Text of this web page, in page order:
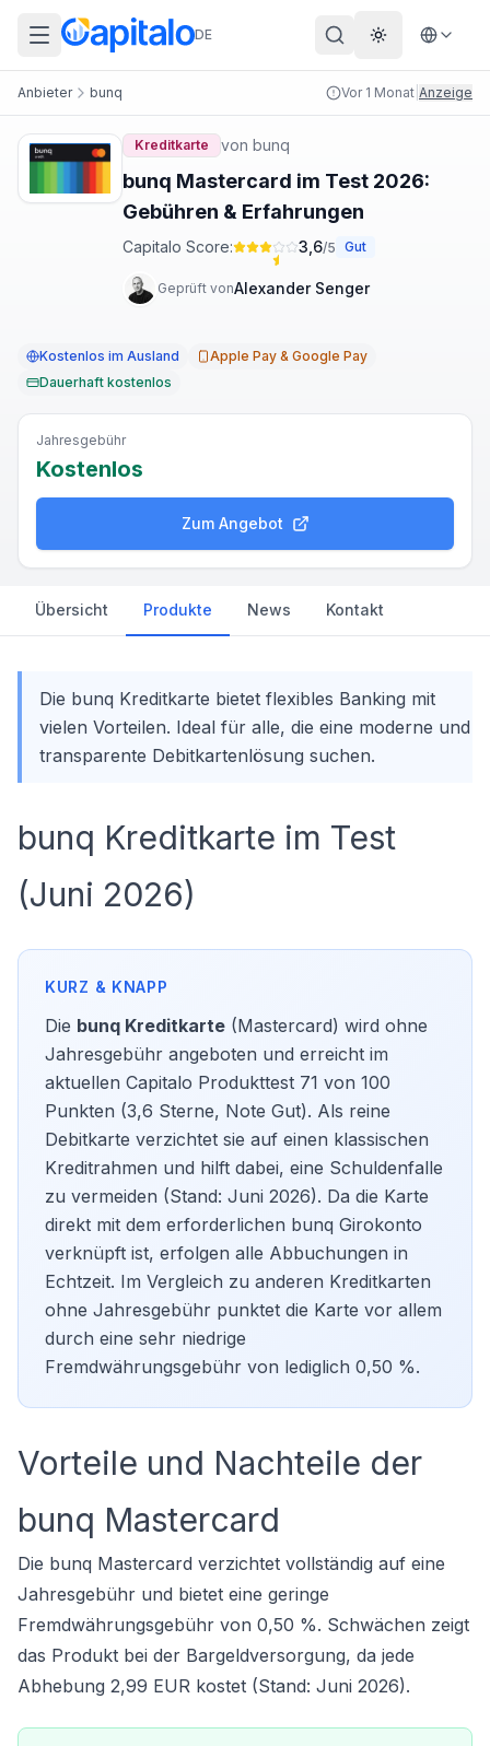
DE Theme
Anbieter bunq Vor 1 Monat Anzeige
Kreditkarte von bunq
bunq Mastercard im Test 2026:
Gebühren & Erfahrungen
Capitalo Score: 3,6/5 Gut
Geprüft vonAlexander Senger
Kostenlos im Ausland
Apple Pay & Google Pay
Dauerhaft kostenlos
Jahresgebühr
Kostenlos
Zum Angebot
Übersicht Produkte News Kontakt
Die bunq Kreditkarte bietet flexibles Banking mit
vielen Vorteilen. Ideal für alle, die eine moderne und
transparente Debitkartenlösung suchen.
bunq Kreditkarte im Test
(Juni 2026)
Die bunq Kreditkarte (Mastercard) wird ohne
Jahresgebühr angeboten und erreicht im
aktuellen Capitalo Produkttest 71 von 100
Punkten (3,6 Sterne, Note Gut). Als reine
Debitkarte verzichtet sie auf einen klassischen
Kreditrahmen und hilft dabei, eine Schuldenfalle
zu vermeiden (Stand: Juni 2026). Da die Karte
direkt mit dem erforderlichen bunq Girokonto
verknüpft ist, erfolgen alle Abbuchungen in
Echtzeit. Im Vergleich zu anderen Kreditkarten
ohne Jahresgebühr punktet die Karte vor allem
durch eine sehr niedrige
Fremdwährungsgebühr von lediglich 0,50 %.
Vorteile und Nachteile der
bunq Mastercard
Die bunq Mastercard verzichtet vollständig auf eine
Jahresgebühr und bietet eine geringe
Fremdwährungsgebühr von 0,50 %. Schwächen zeigt
das Produkt bei der Bargeldversorgung, da jede
Abhebung 2,99 EUR kostet (Stand: Juni 2026).